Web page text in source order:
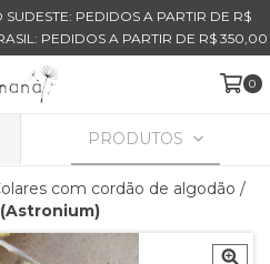
PEDIDOS A PARTIR DE R$
PEDIDOS A PARTIR DE R$ 350,00
0
PRODUTOS
com cordão de algodão /